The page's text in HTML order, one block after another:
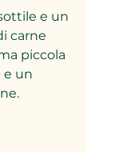
e un
carne
piccola
e un